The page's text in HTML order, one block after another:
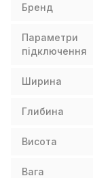
Бренд
Параметри
підключення
Ширина
Глибина
Висота
Вага